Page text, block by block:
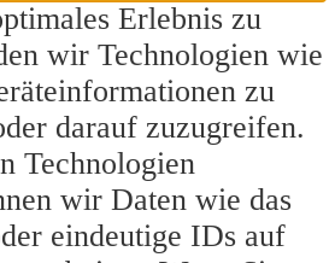
Erlebnis zu
wir Technologien wie
zu
darauf zuzugreifen.
Technologien
wir Daten wie das
eindeutige IDs auf